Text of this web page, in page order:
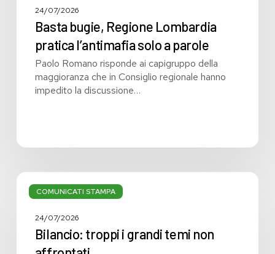
24/07/2026
Basta bugie, Regione Lombardia
pratica l’antimafia solo a parole
Paolo Romano risponde ai capigruppo della
maggioranza che in Consiglio regionale hanno
impedito la discussione…
COMUNICATI STAMPA
Bilancio:
troppi
grandi24/07/2026
Bilancio: troppi i grandi temi non